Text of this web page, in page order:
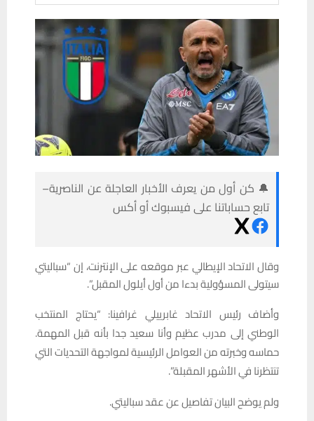
🔔 كن أول من يعرف الأخبار العاجلة عن الناصرية–
تابع حساباتنا على فيسبوك أو أكس
وقال الاتحاد الإيطالي عبر موقعه على الإنترنت، إن “سباليتي
سيتولى المسؤولية بدءا من أول أيلول المقبل”.
وأضاف رئيس الاتحاد غابرييلي غرافينا: “يحتاج المنتخب
الوطني إلى مدرب عظيم وأنا سعيد جدا بأنه قبل المهمة.
حماسه وخبرته من العوامل الرئيسية لمواجهة التحديات التي
تنتظرنا في الأشهر المقبلة”.
ولم يوضح البيان تفاصيل عن عقد سباليتي.